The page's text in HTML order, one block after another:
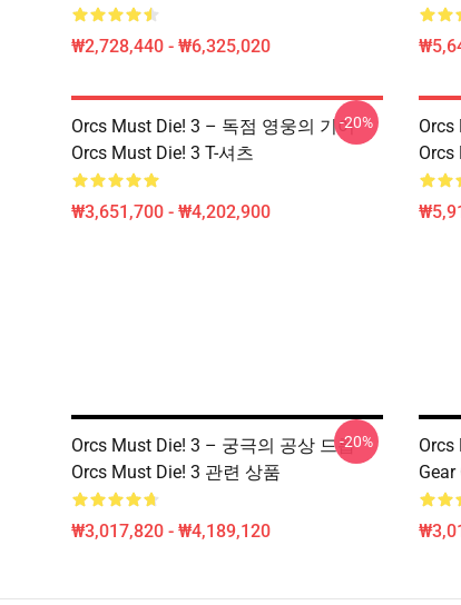
₩2,728,440 - ₩6,325,020
Orcs Must Die! 3 – 독점 영웅의 기어
Orcs Must Die! 3 T-셔츠
₩3,651,700 - ₩4,202,900
-20%
Orcs
Orcs
Orcs Must Die! 3 – 궁극의 공상 드롭
Orcs Must Die! 3 관련 상품
₩3,017,820 - ₩4,189,120
-20%
Orcs